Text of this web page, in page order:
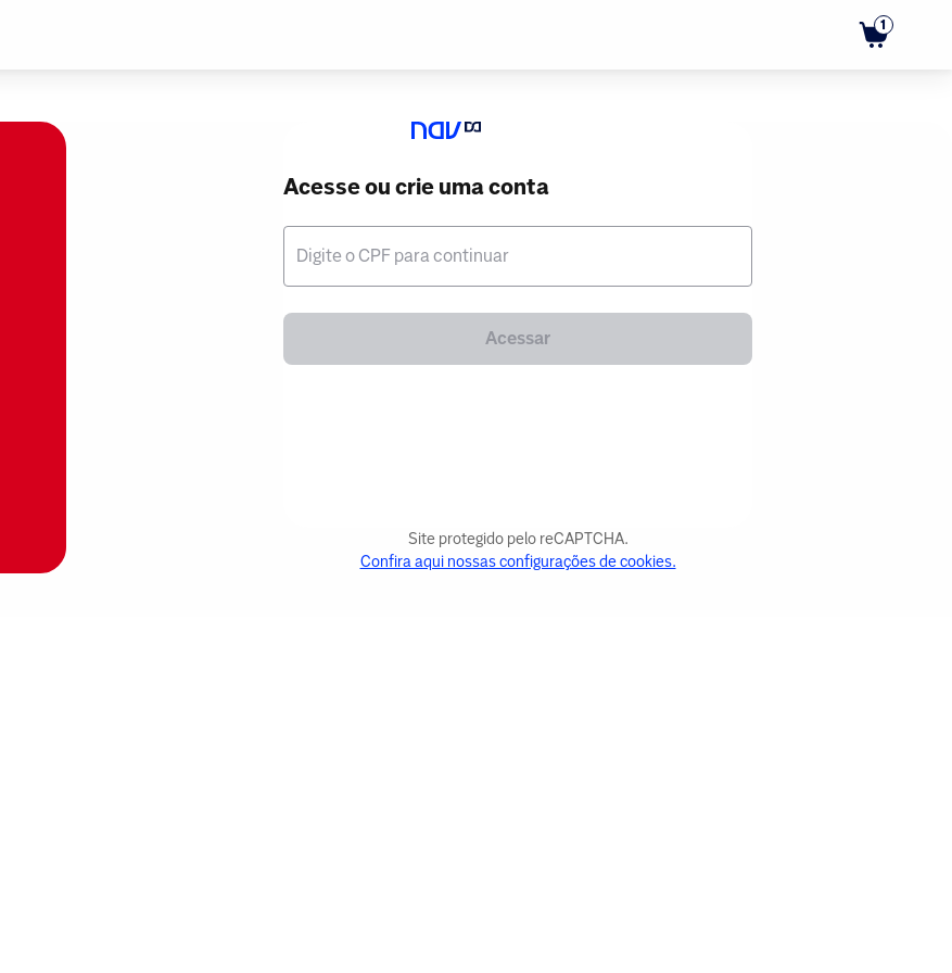
1
Acesse ou crie uma conta
Digite o CPF para continuar
Acessar
Site protegido pelo reCAPTCHA.
Confira aqui nossas configurações de cookies.